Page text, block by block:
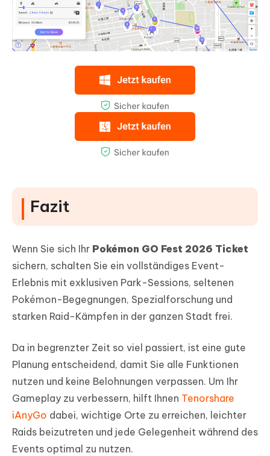
Fazit
Wenn Sie sich Ihr Pokémon GO Fest 2026 Ticket
sichern, schalten Sie ein vollständiges Event-
Erlebnis mit exklusiven Park-Sessions, seltenen
Pokémon-Begegnungen, Spezialforschung und
starken Raid-Kämpfen in der ganzen Stadt frei.
Da in begrenzter Zeit so viel passiert, ist eine gute
Planung entscheidend, damit Sie alle Funktionen
nutzen und keine Belohnungen verpassen. Um Ihr
Gameplay zu verbessern, hilft Ihnen Tenorshare
iAnyGo dabei, wichtige Orte zu erreichen, leichter
Raids beizutreten und jede Gelegenheit während des
Events optimal zu nutzen.